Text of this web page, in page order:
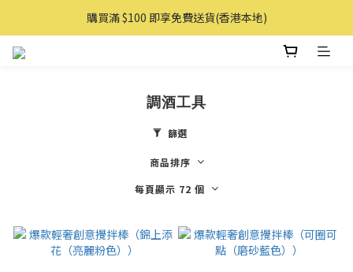
購買滿 $100 即享免費送貨(香港本地)
購買滿 $100 即享免費送貨(香港本地)
調酒工具
篩選
商品排序
每頁顯示 72 個